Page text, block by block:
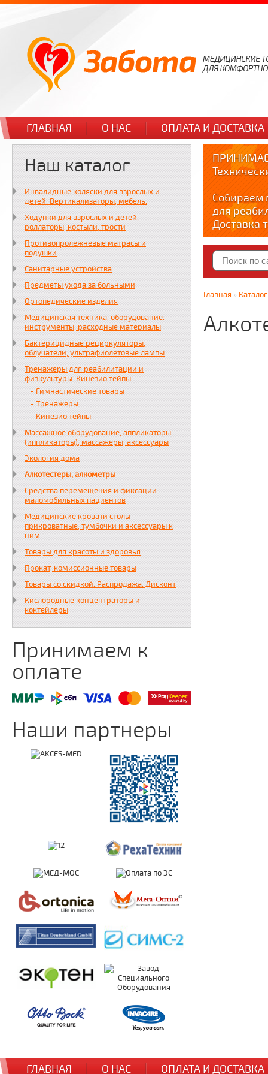
ГЛАВНАЯ О НАС ОПЛАТА И ДОСТАВКА
Наш каталог
Инвалидные коляски для взрослых и
детей. Вертикализаторы, мебель.
Ходунки для взрослых и детей,
роллаторы, костыли, трости
Противопролежневые матрасы и
подушки
Санитарные устройства
Предметы ухода за больными
Ортопедические изделия
Медицинская техника, оборудование.
инструменты, расходные материалы
Бактерицидные рециркуляторы,
облучатели, ультрафиолетовые лампы
Тренажеры для реабилитации и
физкультуры. Кинезио тейпы.
- Гимнастические товары
- Тренажеры
- Кинезио тейпы
Массажное оборудование, аппликаторы
(иппликаторы), массажеры, аксессуары
Экология дома
Алкотестеры, алкометры
Средства перемещения и фиксации
маломобильных пациентов
Медицинские кровати столы
прикроватные, тумбочки и аксессуары к
ним
Товары для красоты и здоровья
Прокат, комиссионные товары
Товары со скидкой. Распродажа. Дисконт
Кислородные концентраторы и
коктейлеры
Принимаем к
оплате
Наши партнеры
Собираем
для
Доставка
по тел.
Краткие
Яндекс.
zabota16.ru
Главная » Каталог
ГЛАВНАЯ О НАС ОПЛАТА И ДОСТАВКА